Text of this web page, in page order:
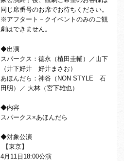
同じ席番号のお席でお待ちください。
※アフタート－クイベントのみのご観
劇はできません。
◆出演
スパークス：徳永（植田圭輔）／山下
（井下好井 好井まさお）
あほんだら：神谷（NON STYLE 石
田明）／ 大林（宮下雄也）
◆内容
スパークス×あほんだら
◆対象公演
【東京】
4月11日18:00公演